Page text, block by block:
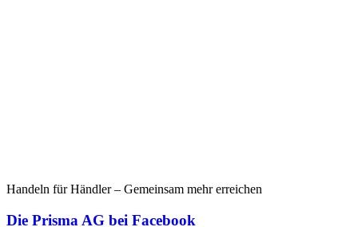
Handeln für Händler – Gemeinsam mehr erreichen
Die Prisma AG bei Facebook